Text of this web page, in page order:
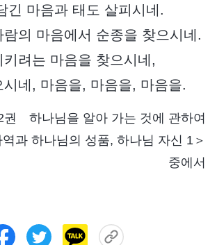
긴 마음과 태도 살피시네.
의 마음에서 순종을 찾으시네.
키려는 마음을 찾으시네,
시네, 마음을, 마음을, 마음을.
하나님을 알아 가는 것에 관하여
역과 하나님의 성품, 하나님 자신 1＞
중에서